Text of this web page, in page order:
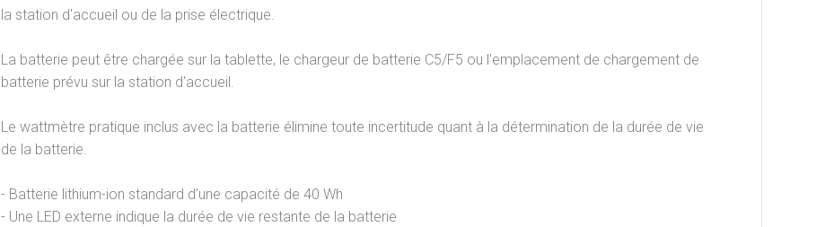
la station d'accueil ou de la prise électrique.
La batterie peut être chargée sur la tablette, le chargeur de batterie C5/F5 ou l'emplacement de chargement de
batterie prévu sur la station d'accueil.
Le wattmètre pratique inclus avec la batterie élimine toute incertitude quant à la détermination de la durée de vie
de la batterie.
- Batterie lithium-ion standard d'une capacité de 40 Wh
- Une LED externe indique la durée de vie restante de la batterie